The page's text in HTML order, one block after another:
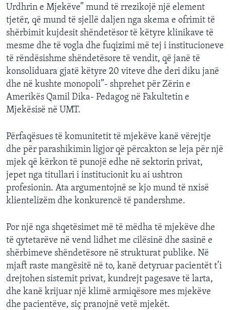
Urdhrin e Mjekëve” mund të rrezikojë një element
tjetër, që mund të sjellë daljen nga skema e ofrimit të
shërbimit kujdesit shëndetësor të këtyre klinikave të
mesme dhe të vogla dhe fuqizimi më tej i institucioneve
të rëndësishme shëndetësore të vendit, që janë të
konsoliduara gjatë këtyre 20 viteve dhe deri diku janë
dhe në kushte monopoli”- shprehet për Zërin e
Amerikës Qamil Dika- Pedagog në Fakultetin e
Mjekësisë në UMT.
Përfaqësues të komunitetit të mjekëve kanë vërejtje
dhe për parashikimin ligjor që përcakton se leja për një
mjek që kërkon të punojë edhe në sektorin privat,
jepet nga titullari i institucionit ku ai ushtron
profesionin. Ata argumentojnë se kjo mund të nxisë
klientelizëm dhe konkurencë të pandershme.
Por një nga shqetësimet më të mëdha të mjekëve dhe
të qytetarëve në vend lidhet me cilësinë dhe sasinë e
shërbimeve shëndetësore në strukturat publike. Në
mjaft raste mangësitë në to, kanë detyruar pacientët t’i
drejtohen sistemit privat, kundrejt pagesave të larta,
dhe kanë krijuar një klimë armiqësore mes mjekëve
dhe pacientëve, siç pranojnë vetë mjekët.